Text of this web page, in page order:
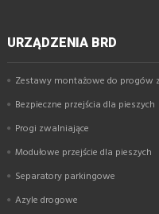
URZĄDZENIA BRD
Zestawy montażowe do progów
Bezpieczne przejścia dla pieszych
Progi zwalniające
Modułowe przejście dla pieszych
Separatory parkingowe
Azyle drogowe